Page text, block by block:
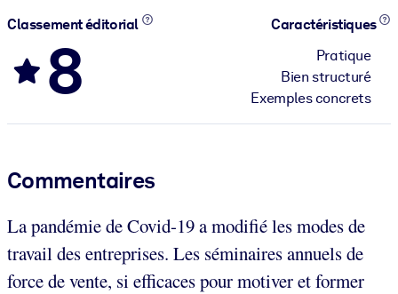
Classement éditorial
8
Caractéristiques
Pratique
Bien structuré
Exemples concrets
Commentaires
La pandémie de Covid-19 a modifié les modes de
travail des entreprises. Les séminaires annuels de
force de vente, si efficaces pour motiver et former